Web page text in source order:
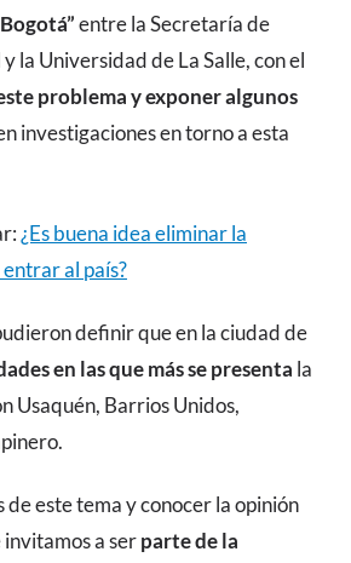
entre la Secretaría de
la Universidad de La Salle, con el
problema y exponer algunos
investigaciones en torno a esta
¿Es buena idea eliminar la
al país?
definir que en la ciudad de
en las que más se presenta la
Usaquén, Barrios Unidos,
de este tema y conocer la opinión
a serparte de la